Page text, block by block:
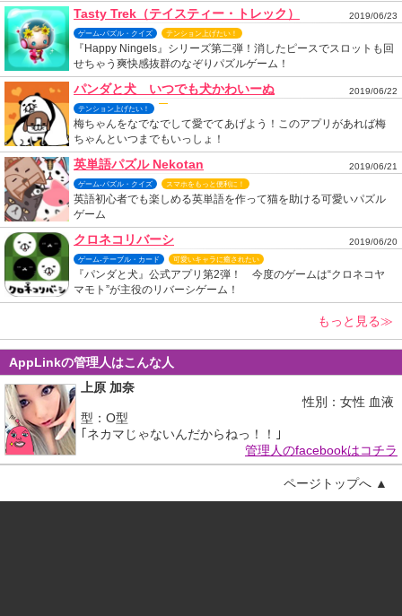
Tasty Trek（テイスティー・トレック） 2019/06/23
ゲーム-パズル・クイズ テンション上げたい！
『Happy Ningels』シリーズ第二弾！消したピースでスロットも回
せちゃう爽快感抜群のなぞりパズルゲーム！
パンダと犬 いつでも犬かわいーぬ 2019/06/22
テンション上げたい！
梅ちゃんをなでなでして愛でてあげよう！このアプリがあれば梅
ちゃんといつまでもいっしょ！
英単語パズル Nekotan 2019/06/21
ゲーム-パズル・クイズ スマホをもっと便利に！
英語初心者でも楽しめる英単語を作って猫を助ける可愛いパズル
ゲーム
クロネコリバーシ 2019/06/20
ゲーム-テーブル・カード 可愛いキャラに癒されたい
『パンダと犬』公式アプリ第2弾！ 今度のゲームは“クロネコヤ
マモト”が主役のリバーシゲーム！
もっと見る≫
AppLinkの管理人はこんな人
上原 加奈
性別：女性 血液
型：O型
｢ネカマじゃないんだからねっ！！｣
管理人のfacebookはコチラ
ページトップへ ▲